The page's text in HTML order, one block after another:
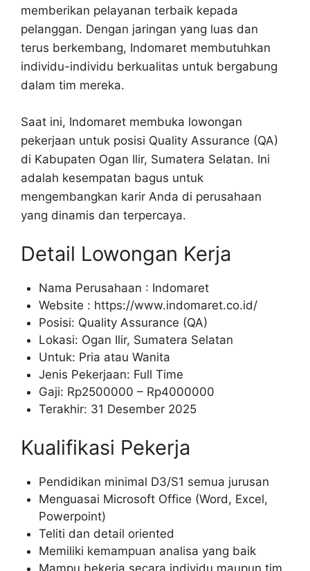
memberikan pelayanan terbaik kepada
pelanggan. Dengan jaringan yang luas dan
terus berkembang, Indomaret membutuhkan
individu-individu berkualitas untuk bergabung
dalam tim mereka.
Saat ini, Indomaret membuka lowongan
pekerjaan untuk posisi Quality Assurance (QA)
di Kabupaten Ogan Ilir, Sumatera Selatan. Ini
adalah kesempatan bagus untuk
mengembangkan karir Anda di perusahaan
yang dinamis dan terpercaya.
Detail Lowongan Kerja
Nama Perusahaan : Indomaret
Website : https://www.indomaret.co.id/
Posisi: Quality Assurance (QA)
Lokasi: Ogan Ilir, Sumatera Selatan
Untuk: Pria atau Wanita
Jenis Pekerjaan: Full Time
Gaji: Rp2500000 – Rp4000000
Terakhir: 31 Desember 2025
Kualifikasi Pekerja
Pendidikan minimal D3/S1 semua jurusan
Menguasai Microsoft Office (Word, Excel,
Powerpoint)
Teliti dan detail oriented
Memiliki kemampuan analisa yang baik
Mampu bekerja secara individu maupun tim